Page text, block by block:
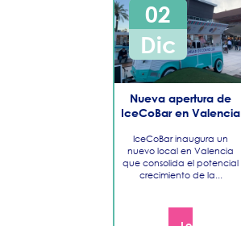
02
Dic
Nueva apertura de
IceCoBar en Valencia
IceCoBar inaugura un
nuevo local en Valencia
que consolida el potencial
crecimiento de la...